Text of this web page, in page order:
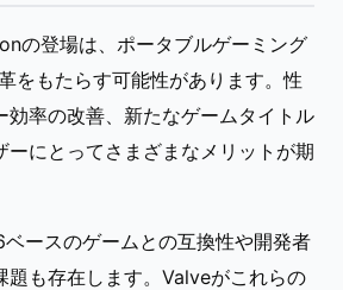
の登場は、ポータブルゲーミング
をもたらす可能性があります。性
効率の改善、新たなゲームタイトル
ーにとってさまざまなメリットが期
ースのゲームとの互換性や開発者
題も存在します。Valveがこれらの